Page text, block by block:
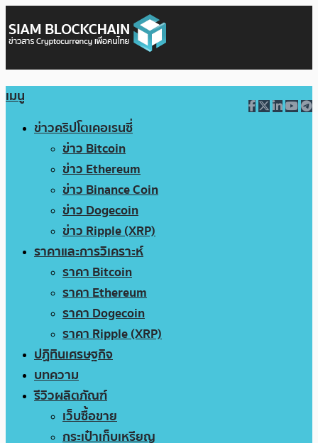
เมนู
ข่าวคริปโตเคอเรนซี่
ข่าว Bitcoin
ข่าว Ethereum
ข่าว Binance Coin
ข่าว Dogecoin
ข่าว Ripple (XRP)
ราคาและการวิเคราะห์
ราคา Bitcoin
ราคา Ethereum
ราคา Dogecoin
ราคา Ripple (XRP)
ปฏิทินเศรษฐกิจ
บทความ
รีวิวผลิตภัณฑ์
เว็บซื้อขาย
กระเป๋าเก็บเหรียญ